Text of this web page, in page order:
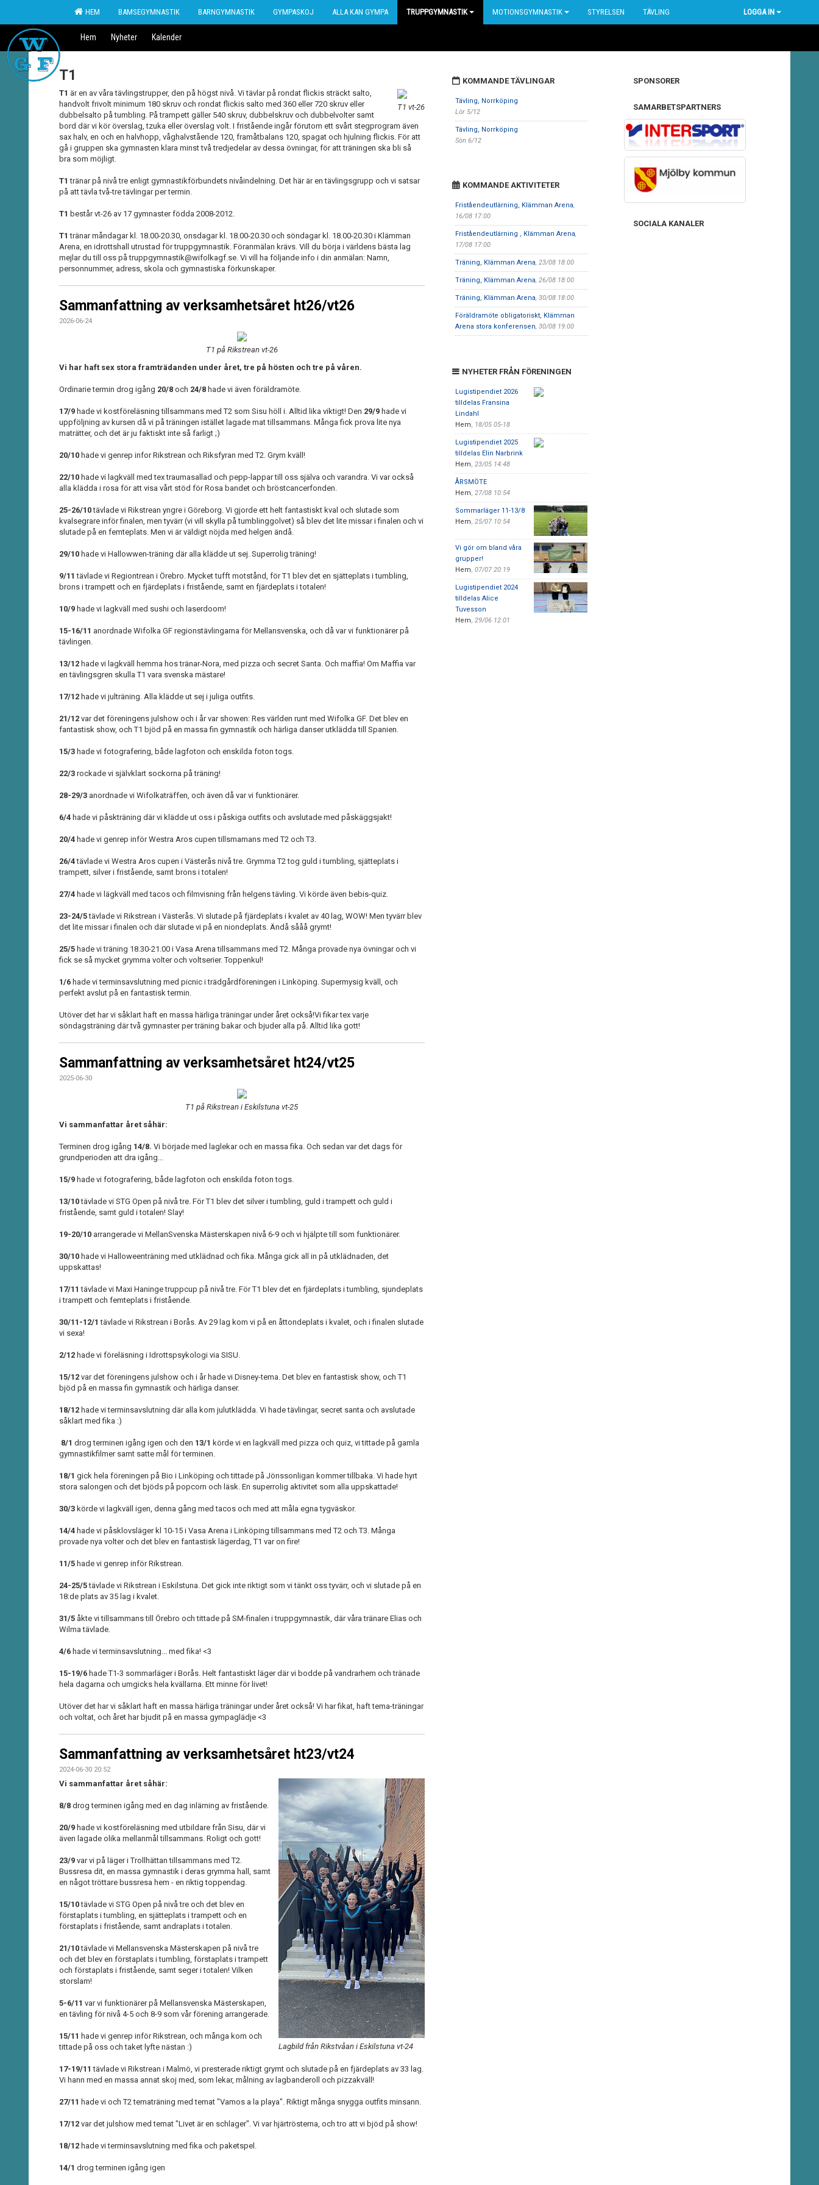
HEM BAMSEGYMNASTIK BARNGYMNASTIK GYMPASKOJ ALLA KAN GYMPA TRUPPGYMNASTIK MOTIONSGYMNASTIK STYRELSEN TÄVLING LOGGA IN
Hem Nyheter Kalender
T1
T1 vt-26
T1 är en av våra tävlingstrupper, den på högst nivå. Vi tävlar på rondat flickis sträckt salto,
handvolt frivolt minimum 180 skruv och rondat flickis salto med 360 eller 720 skruv eller
dubbelsalto på tumbling. På trampett gäller 540 skruv, dubbelskruv och dubbelvolter samt
bord där vi kör överslag, tzuka eller överslag volt. I fristående ingår förutom ett svårt stegprogram även
sax halv, en och en halvhopp, våghalvstående 120, framåtbalans 120, spagat och hjulning flickis. För att
gå i gruppen ska gymnasten klara minst två tredjedelar av dessa övningar, för att träningen ska bli så
bra som möjligt.
T1 tränar på nivå tre enligt gymnastikförbundets nivåindelning. Det här är en tävlingsgrupp och vi satsar
på att tävla två-tre tävlingar per termin.
T1 består vt-26 av 17 gymnaster födda 2008-2012.
T1tränar måndagar kl. 18.00-20.30, onsdagar kl. 18.00-20.30 och söndagar kl. 18.00-20.30 i Klämman
Arena, en idrottshall utrustad för truppgymnastik. Föranmälan krävs. Vill du börja i världens bästa lag
mejlar du till oss på truppgymnastik@wifolkagf.se. Vi vill ha följande info i din anmälan: Namn,
personnummer, adress, skola och gymnastiska förkunskaper.
Sammanfattning av verksamhetsåret ht26/vt26
2026-06-24
T1 på Rikstrean vt-26
Vi har haft sex stora framträdanden under året, tre på hösten och tre på våren.
Ordinarie termin drog igång 20/8 och 24/8 hade vi även föräldramöte.
17/9 hade vi kostföreläsning tillsammans med T2 som Sisu höll i. Alltid lika viktigt! Den 29/9 hade vi
uppföljning av kursen då vi på träningen istället lagade mat tillsammans. Många fick prova lite nya
maträtter, och det är ju faktiskt inte så farligt ;)
20/10 hade vi genrep infor Rikstrean och Riksfyran med T2. Grym kväll!
22/10 hade vi lagkväll med tex traumasallad och pepp-lappar till oss själva och varandra. Vi var också
alla klädda i rosa för att visa vårt stöd för Rosa bandet och bröstcancerfonden.
25-26/10tävlade vi Rikstrean yngre i Göreborg. Vi gjorde ett helt fantastiskt kval och slutade som
kvalsegrare inför finalen, men tyvärr (vi vill skylla på tumblinggolvet) så blev det lite missar i finalen och vi
slutade på en femteplats. Men vi är väldigt nöjda med helgen ändå.
29/10 hade vi Hallowwen-träning där alla klädde ut sej. Superrolig träning!
9/11 tävlade vi Regiontrean i Örebro. Mycket tufft motstånd, för T1 blev det en sjätteplats i tumbling,
brons i trampett och en fjärdeplats i fristående, samt en fjärdeplats i totalen!
10/9 hade vi lagkväll med sushi och laserdoom!
15-16/11 anordnade Wifolka GF regionstävlingarna för Mellansvenska, och då var vi funktionärer på
tävlingen.
13/12 hade vi lagkväll hemma hos tränar-Nora, med pizza och secret Santa. Och maffia! Om Maffia var
en tävlingsgren skulla T1 vara svenska mästare!
17/12 hade vi julträning. Alla klädde ut sej i juliga outfits.
21/12 var det föreningens julshow och i år var showen: Res världen runt med Wifolka GF. Det blev en
fantastisk show, och T1 bjöd på en massa fin gymnastik och härliga danser utklädda till Spanien.
15/3 hade vi fotografering, både lagfoton och enskilda foton togs.
22/3 rockade vi självklart sockorna på träning!
28-29/3 anordnade vi Wifolkaträffen, och även då var vi funktionärer.
6/4 hade vi påskträning där vi klädde ut oss i påskiga outfits och avslutade med påskäggsjakt!
20/4 hade vi genrep inför Westra Aros cupen tillsmamans med T2 och T3.
26/4tävlade vi Westra Aros cupen i Västerås nivå tre. Grymma T2 tog guld i tumbling, sjätteplats i
trampett, silver i fristående, samt brons i totalen!
27/4 hade vi lägkväll med tacos och filmvisning från helgens tävling. Vi körde även bebis-quiz.
23-24/5tävlade vi Rikstrean i Västerås. Vi slutade på fjärdeplats i kvalet av 40 lag, WOW! Men tyvärr blev
det lite missar i finalen och där slutade vi på en niondeplats. Ändå sååå grymt!
25/5 hade vi träning 18.30-21.00 i Vasa Arena tillsammans med T2. Många provade nya övningar och vi
fick se så mycket grymma volter och voltserier. Toppenkul!
1/6 hade vi terminsavslutning med picnic i trädgårdföreningen i Linköping. Supermysig kväll, och
perfekt avslut på en fantastisk termin.
Utöver det har vi såklart haft en massa härliga träningar under året också!Vi fikar tex varje
söndagsträning där två gymnaster per träning bakar och bjuder alla på. Alltid lika gott!
Sammanfattning av verksamhetsåret ht24/vt25
2025-06-30
T1 på Rikstrean i Eskilstuna vt-25
Vi sammanfattar året såhär:
Terminen drog igång 14/8. Vi började med laglekar och en massa fika. Och sedan var det dags för
grundperioden att dra igång...
15/9 hade vi fotografering, både lagfoton och enskilda foton togs.
13/10tävlade vi STG Open på nivå tre. För T1 blev det silver i tumbling, guld i trampett och guld i
fristående, samt guld i totalen! Slay!
19-20/10 arrangerade vi MellanSvenska Mästerskapen nivå 6-9 och vi hjälpte till som funktionärer.
30/10 hade vi Halloweenträning med utklädnad och fika. Många gick all in på utklädnaden, det
uppskattas!
17/11tävlade vi Maxi Haninge truppcup på nivå tre. För T1 blev det en fjärdeplats i tumbling, sjundeplats
i trampett och femteplats i fristående.
30/11-12/1tävlade vi Rikstrean i Borås. Av 29 lag kom vi på en åttondeplats i kvalet, och i finalen slutade
vi sexa!
2/12 hade vi föreläsning i Idrottspsykologi via SISU.
15/12 var det föreningens julshow och i år hade vi Disney-tema. Det blev en fantastisk show, och T1
bjöd på en massa fin gymnastik och härliga danser.
18/12 hade vi terminsavslutning där alla kom julutklädda. Vi hade tävlingar, secret santa och avslutade
såklart med fika :)
8/1 drog terminen igång igen och den 13/1 körde vi en lagkväll med pizza och quiz, vi tittade på gamla
gymnastikfilmer samt satte mål för terminen.
18/1 gick hela föreningen på Bio i Linköping och tittade på Jönssonligan kommer tillbaka. Vi hade hyrt
stora salongen och det bjöds på popcorn och läsk. En superrolig aktivitet som alla uppskattade!
30/3 körde vi lagkväll igen, denna gång med tacos och med att måla egna tygväskor.
14/4 hade vi påsklovsläger kl 10-15 i Vasa Arena i Linköping tillsammans med T2 och T3. Många
provade nya volter och det blev en fantastisk lägerdag, T1 var on fire!
11/5 hade vi genrep inför Rikstrean.
24-25/5tävlade vi Rikstrean i Eskilstuna. Det gick inte riktigt som vi tänkt oss tyvärr, och vi slutade på en
18:de plats av 35 lag i kvalet.
31/5 åkte vi tillsammans till Örebro och tittade på SM-finalen i truppgymnastik, där våra tränare Elias och
Wilma tävlade.
4/6 hade vi terminsavslutning... med fika! <3
15-19/6 hade T1-3 sommarläger i Borås. Helt fantastiskt läger där vi bodde på vandrarhem och tränade
hela dagarna och umgicks hela kvällarna. Ett minne för livet!
Utöver det har vi såklart haft en massa härliga träningar under året också! Vi har fikat, haft tema-träningar
och voltat, och året har bjudit på en massa gympaglädje <3
Sammanfattning av verksamhetsåret ht23/vt24
2024-06-30 20:52
Lagbild från Rikstvåan i Eskilstuna vt-24
Vi sammanfattar året såhär:
8/8 drog terminen igång med en dag inlärning av fristående.
20/9 hade vi kostföreläsning med utbildare från Sisu, där vi
även lagade olika mellanmål tillsammans. Roligt och gott!
23/9 var vi på läger i Trollhättan tillsammans med T2.
Bussresa dit, en massa gymnastik i deras grymma hall, samt
en något tröttare bussresa hem - en riktig toppendag.
15/10tävlade vi STG Open på nivå tre och det blev en
förstaplats i tumbling, en sjätteplats i trampett och en
förstaplats i fristående, samt andraplats i totalen.
21/10tävlade vi Mellansvenska Mästerskapen på nivå tre
och det blev en förstaplats i tumbling, förstaplats i trampett
och förstaplats i fristående, samt seger i totalen! Vilken
storslam!
5-6/11 var vi funktionärer på Mellansvenska Mästerskapen,
en tävling för nivå 4-5 och 8-9 som vår förening arrangerade.
15/11 hade vi genrep inför Rikstrean, och många kom och
tittade på oss och taket lyfte nästan :)
17-19/11 tävlade vi Rikstrean i Malmö, vi presterade riktigt grymt och slutade på en fjärdeplats av 33 lag.
Vi hann med en massa annat skoj med, som lekar, målning av lagbanderoll och pizzakväll!
27/11 hade vi och T2 tematräning med temat "Vamos a la playa". Riktigt många snygga outfits minsann.
17/12 var det julshow med temat "Livet är en schlager". Vi var hjärtrösterna, och tro att vi bjöd på show!
18/12 hade vi terminsavslutning med fika och paketspel.
14/1 drog terminen igång igen
KOMMANDE TÄVLINGAR
Tävling, Norrköping
Lör 5/12
Tävling, Norrköping
Sön 6/12
KOMMANDE AKTIVITETER
Friståendeutlärning, Klämman Arena,
16/08 17:00
Friståendeutlärning , Klämman Arena,
17/08 17:00
Träning, Klämman Arena, 23/08 18:00
Träning, Klämman Arena, 26/08 18:00
Träning, Klämman Arena, 30/08 18:00
Föräldramöte obligatoriskt, Klämman
Arena stora konferensen, 30/08 19:00
NYHETER FRÅN FÖRENINGEN
Lugistipendiet 2026
tilldelas Fransina
Lindahl
Hem, 18/05 05-18
Lugistipendiet 2025
tilldelas Elin Narbrink
Hem, 23/05 14:48
ÅRSMÖTE
Hem, 27/08 10:54
Sommarläger 11-13/8
Hem, 25/07 10:54
Vi gör om bland våra
grupper!
Hem, 07/07 20:19
Lugistipendiet 2024
tilldelas Alice
Tuvesson
Hem, 29/06 12:01
SPONSORER
SAMARBETSPARTNERS
SOCIALA KANALER